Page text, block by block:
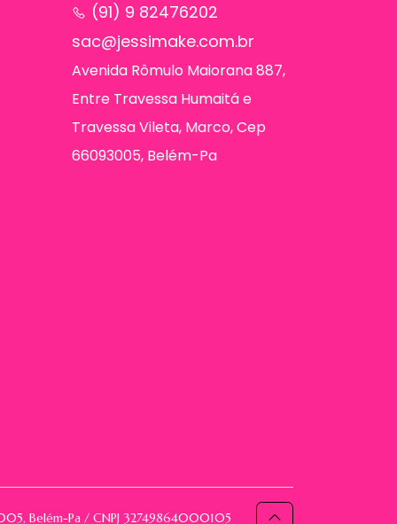
(91) 9 82476202
sac@jessimake.com.br
Avenida Rômulo Maiorana 887,
Entre Travessa Humaitá e
Travessa Vileta, Marco, Cep
66093005, Belém-Pa
Belém-Pa / CNPJ 32749864000105